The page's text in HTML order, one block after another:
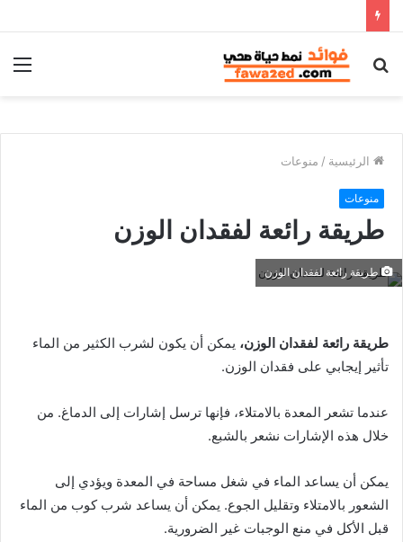
بحث
الرئيسية / منوعات
منوعات
طريقة رائعة لفقدان الوزن
طريقة رائعة لفقدان الوزن
طريقة رائعة لفقدان الوزن، يمكن أن يكون لشرب الكثير من الماء
تأثير إيجابي على فقدان الوزن.
عندما تشعر المعدة بالامتلاء، فإنها ترسل إشارات إلى الدماغ. من
خلال هذه الإشارات نشعر بالشبع.
يمكن أن يساعد الماء في شغل مساحة في المعدة ويؤدي إلى
الشعور بالامتلاء وتقليل الجوع. يمكن أن يساعد شرب كوب من الماء
قبل الأكل في منع الوجبات غير الضرورية.